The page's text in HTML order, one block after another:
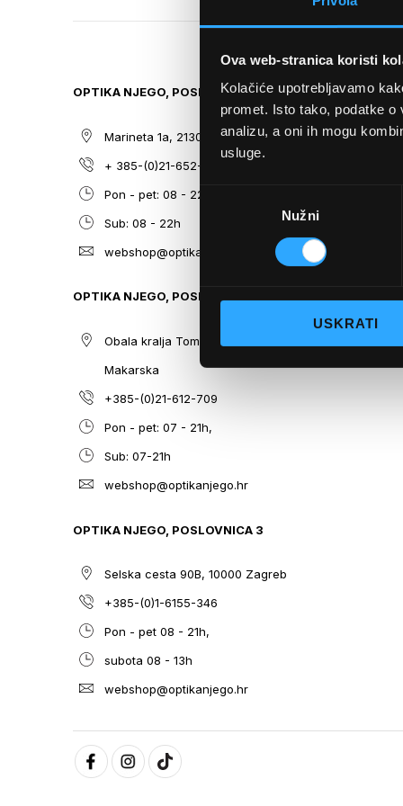
Ova web-stranica koristi
Kolačiće upotrebljavamo
promet. Isto tako, podatke
analizu, a oni ih mogu
usluge.
Odabir
Nužni
USKRATI
THE
THE
GALLERY
OPTIKA NJEGO, POSLOVNICA 1
Marineta 1a, 21300 Makarska
+ 385-(0)21-652-102
Pon - pet: 08 - 22h,
Sub: 08 - 22h
webshop@optikanjego.hr
OPTIKA NJEGO, POSLOVNICA 2
Obala kralja Tomislava 14, 21300
Makarska
+385-(0)21-612-709
Pon - pet: 07 - 21h,
Sub: 07-21h
webshop@optikanjego.hr
OPTIKA NJEGO, POSLOVNICA 3
Selska cesta 90B, 10000 Zagreb
+385-(0)1-6155-346
Pon - pet 08 - 21h,
subota 08 - 13h
webshop@optikanjego.hr
SITEMAP
O nama
Optika